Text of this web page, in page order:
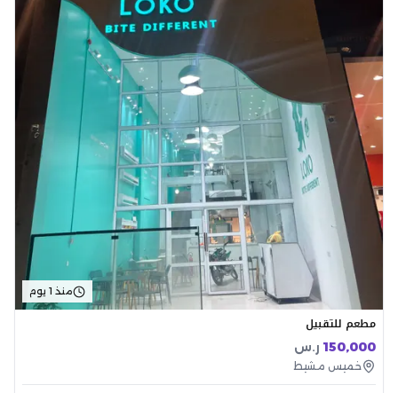
منذ 1 يوم
مطعم للتقبيل
150,000 ر.س
خميس مشيط